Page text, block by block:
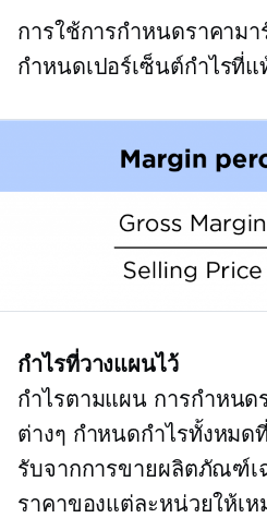
การใช้การกำหนดราคาม
กำหนดเปอร์เซ็นต์กำไรที่
กำไรที่วางแผนไว้
กำไรตามแผน การกำหนด
ต่างๆ กำหนดกำไรทั้งหมด
รับจากการขายผลิตภัณฑ์เ
ราคาของแต่ละหน่วยให้เห